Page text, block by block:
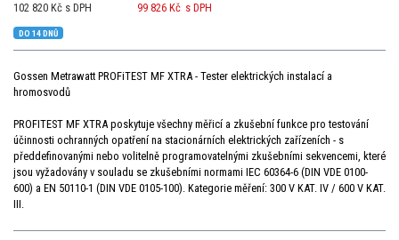
102 820 Kč s DPH
99 826 Kč s DPH
DO 14 DNŮ
Gossen Metrawatt PROFiTEST MF XTRA - Tester elektrických instalací a
hromosvodů
PROFITEST MF XTRA poskytuje všechny měřicí a zkušební funkce pro testování
účinnosti ochranných opatření na stacionárních elektrických zařízeních - s
předdefinovanými nebo volitelně programovatelnými zkušebními sekvencemi, které
jsou vyžadovány v souladu se zkušebními normami IEC 60364-6 (DIN VDE 0100-
600) a EN 50110-1 (DIN VDE 0105-100). Kategorie měření: 300 V KAT. IV / 600 V KAT.
III.